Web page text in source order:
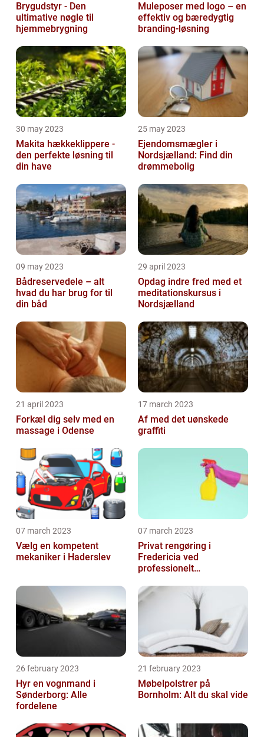
Brygudstyr - Den
ultimative nøgle til
hjemmebrygning
Muleposer med logo – en
effektiv og bæredygtig
branding-løsning
30 may 2023
Makita hækkeklippere -
den perfekte løsning til
din have
25 may 2023
Ejendomsmægler i
Nordsjælland: Find din
drømmebolig
09 may 2023
Bådreservedele – alt
hvad du har brug for til
din båd
29 april 2023
Opdag indre fred med et
meditationskursus i
Nordsjælland
21 april 2023
Forkæl dig selv med en
massage i Odense
17 march 2023
Af med det uønskede
graffiti
07 march 2023
Vælg en kompetent
mekaniker i Haderslev
07 march 2023
Privat rengøring i
Fredericia ved
professionelt
26 february 2023
Hyr en vognmand i
Sønderborg: Alle
fordelene
21 february 2023
Møbelpolstrer på
Bornholm: Alt du skal vide